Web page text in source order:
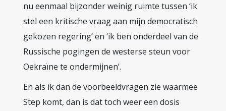
nu eenmaal bijzonder weinig ruimte tussen ‘ik
stel een kritische vraag aan mijn democratisch
gekozen regering’ en ‘ik ben onderdeel van de
Russische pogingen de westerse steun voor
Oekraïne te ondermijnen’.
En als ik dan de voorbeeldvragen zie waarmee
Step komt, dan is dat toch weer een dosis